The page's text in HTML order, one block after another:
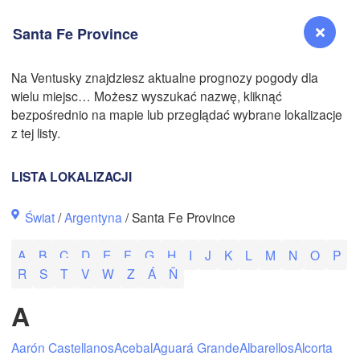
Santa Fe Province
Na Ventusky znajdziesz aktualne prognozy pogody dla
wielu miejsc… Możesz wyszukać nazwę, kliknąć
bezpośrednio na mapie lub przeglądać wybrane lokalizacje
z tej listy.
LISTA LOKALIZACJI
Świat/Argentyna / Santa Fe Province
A B C D E F G H I J K L M N O
P
R
S T V W Z Á Ñ
A
Aarón CastellanosAcebalAguará GrandeAlbarellosAlcorta
Los Angeles
San Jose
Las Vegas
Reno
CALIFORNIA
NEVADA
N